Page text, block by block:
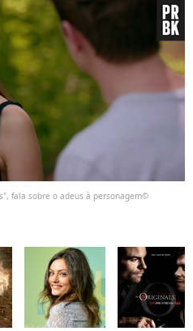
fala sobre o adeus à personagem©